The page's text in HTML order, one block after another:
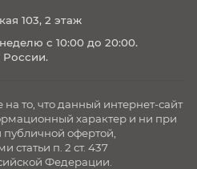
103, 2 этаж
с 10:00 до 20:00.
России.
то, что данный интернет-сайт
характер и ни при
публичной офертой,
статьи п. 2 ст. 437
Федерации.